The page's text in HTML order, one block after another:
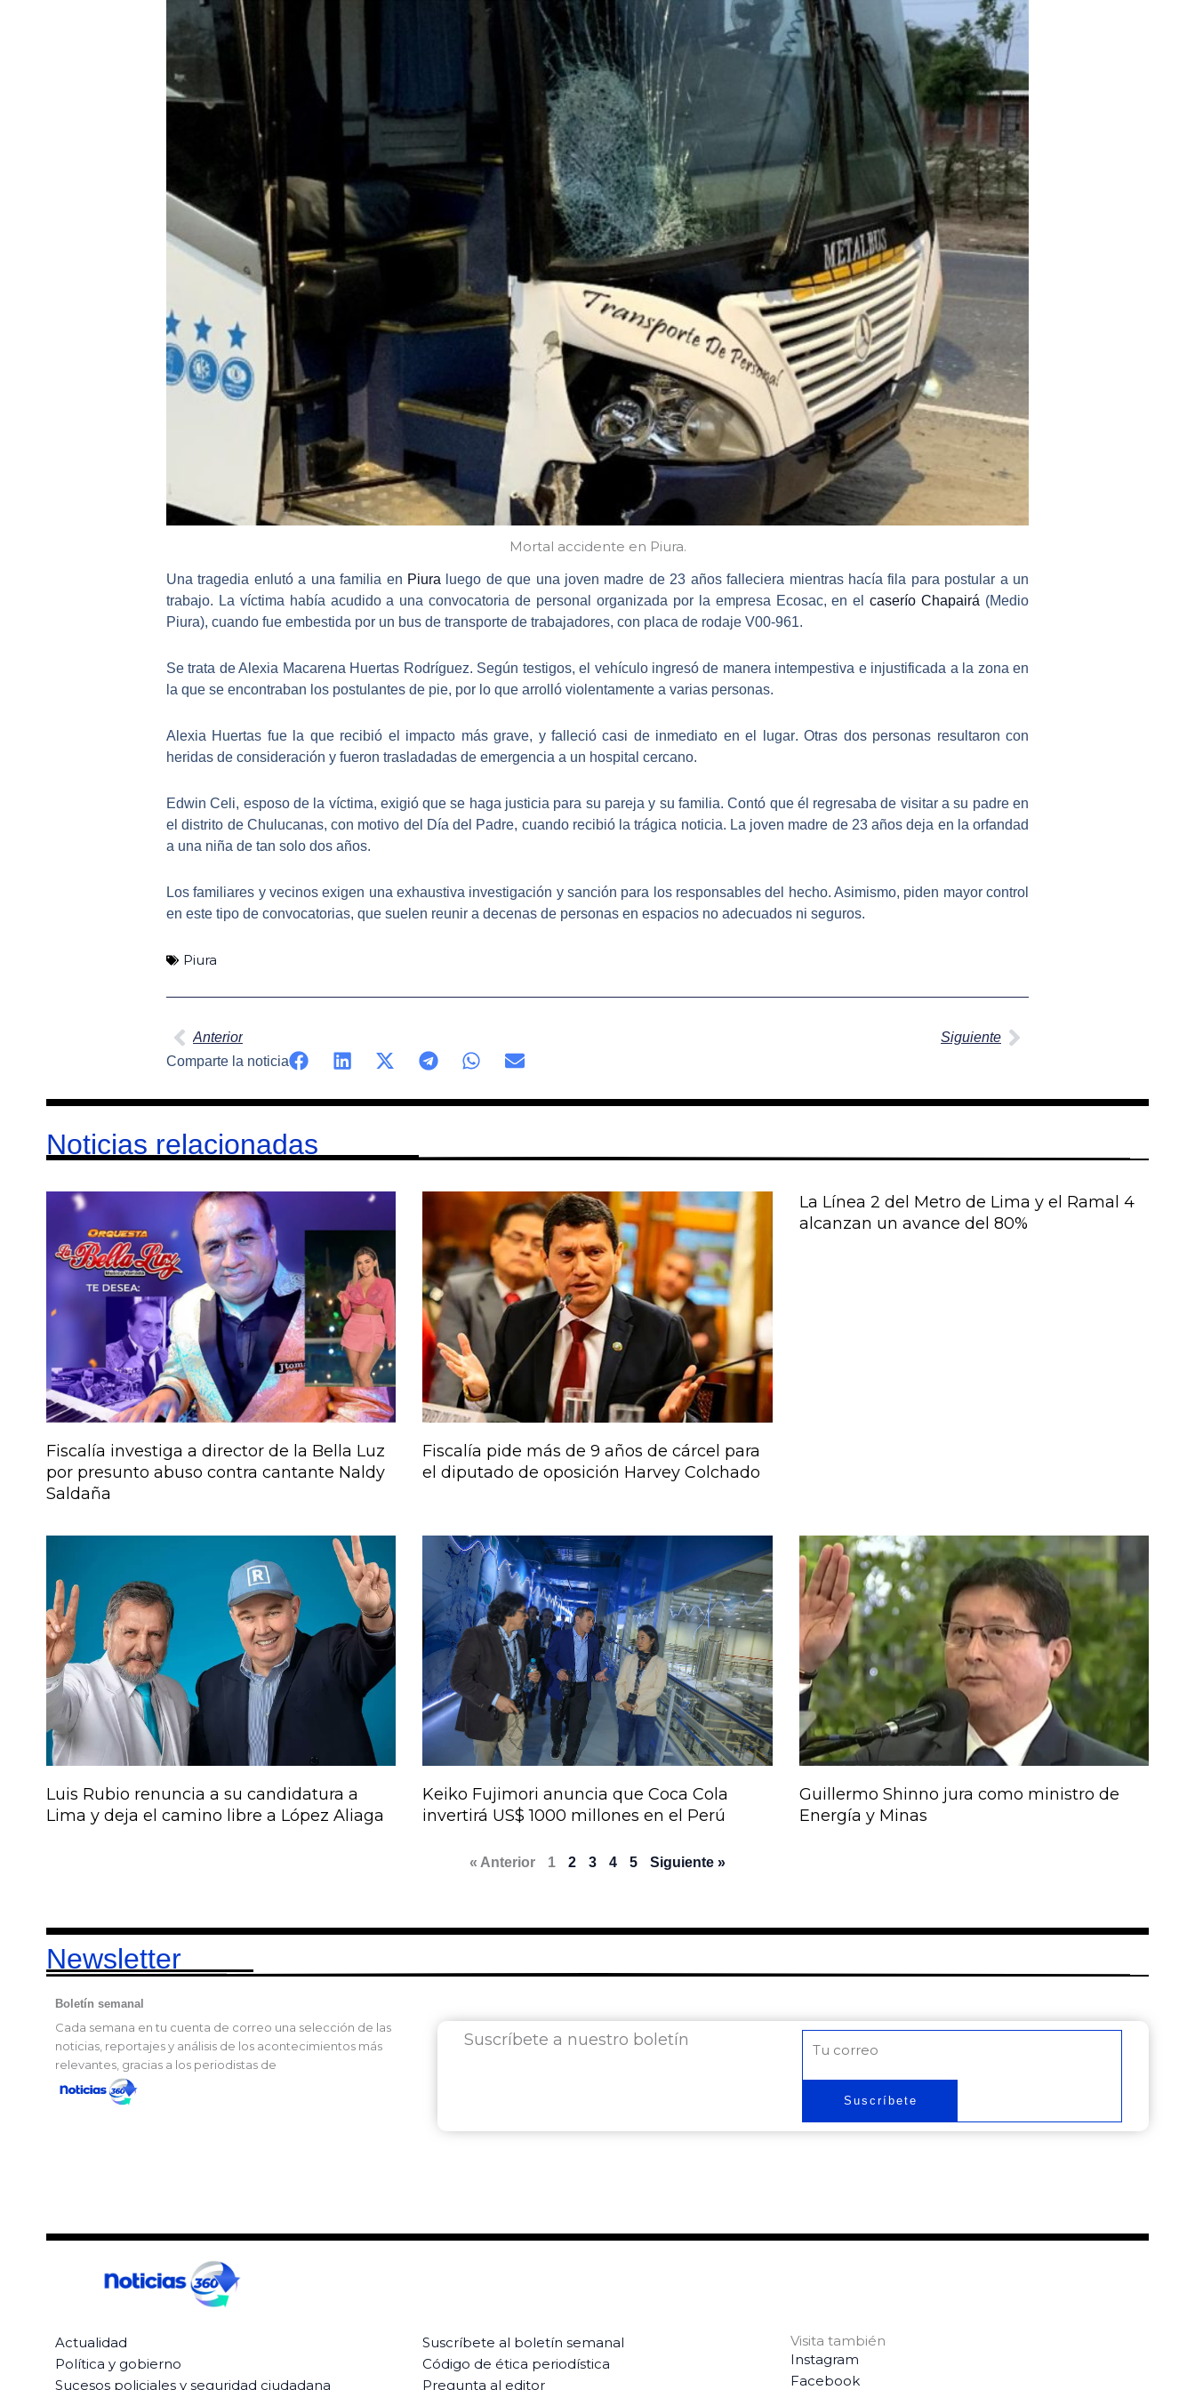
Mortal accidente en Piura.
Una tragedia enlutó a una familia en Piura luego de que una joven madre de 23 años falleciera mientras hacía fila para postular a un
trabajo. La víctima había acudido a una convocatoria de personal organizada por la empresa Ecosac, en elcaserío Chapairá (Medio
Piura), cuando fue embestida por un bus de transporte de trabajadores, con placa de rodaje V00-961.
Se trata de Alexia Macarena Huertas Rodríguez. Según testigos,el vehículo ingresó de manera intempestiva e injustificada a la zona en
la que se encontraban los postulantes de pie, por lo que arrolló violentamente a varias personas.
Alexia Huertas fue la que recibió el impacto más grave, y falleció casi de inmediato en el lugar. Otras dos personas resultaron con
heridas de consideración y fueron trasladadas de emergencia a un hospital cercano.
Edwin Celi, esposo de la víctima, exigió que se haga justicia para su pareja y su familia. Contó que él regresaba de visitar a su padre en
el distrito de Chulucanas, con motivo del Día del Padre, cuando recibió la trágica noticia. La joven madre de 23 años deja en la orfandad
a una niña de tan solo dos años.
Los familiares y vecinos exigen una exhaustiva investigación y sanción para los responsables del
hecho. Asimismo, piden mayor control
en este tipo de convocatorias, que suelen reunir a decenas de personas en espacios no adecuados ni seguros.
Piura
Anterior Siguiente
Comparte la noticia
Noticias relacionadas
Fiscalía investiga a director de la Bella Luz
por presunto abuso contra cantante Naldy
Saldaña
Fiscalía pide más de 9 años de cárcel para
el diputado de oposición Harvey Colchado
La Línea 2 del Metro de Lima y el Ramal 4
alcanzan un avance del 80%
Luis Rubio renuncia a su candidatura a
Lima y deja el camino libre a López Aliaga
Keiko Fujimori anuncia que Coca Cola
invertirá US$ 1000 millones en el Perú
Guillermo Shinno jura como ministro de
Energía y Minas
« Anterior
Página
1
Página
2
Página
3
Página
4
Página
5 Siguiente »
Newsletter
Boletín semanal
Cada semana en tu cuenta de correo una selección de las
noticias, reportajes y análisis de los acontecimientos más
relevantes, gracias a los periodistas de
Suscríbete a nuestro boletín
Suscríbete
Actualidad
Política y gobierno
Sucesos policiales y seguridad ciudadana
Suscríbete al boletín semanal
Código de ética periodística
Pregunta al editor
Visita también
Instagram
Facebook